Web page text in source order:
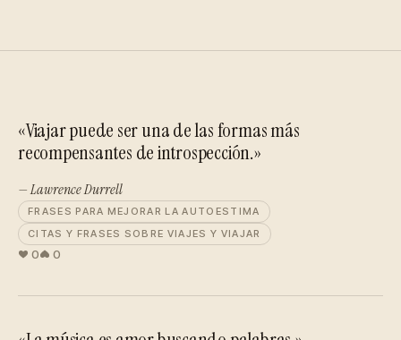
«Viajar puede ser una de las formas más
recompensantes de introspección.»
— Lawrence Durrell
FRASES PARA MEJORAR LA AUTOESTIMA
CITAS Y FRASES SOBRE VIAJES Y VIAJAR
0 0